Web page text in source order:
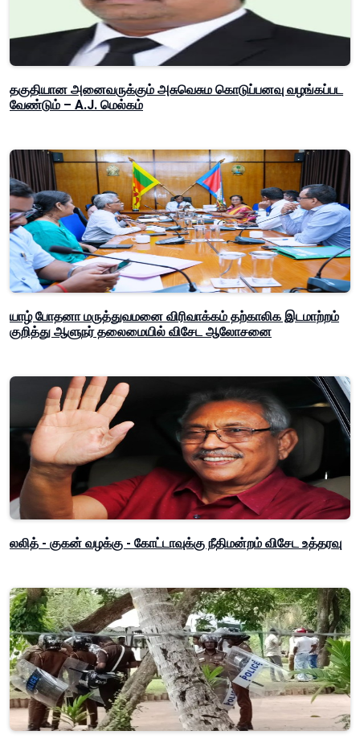
தகுதியான அனைவருக்கும் அசுவெசும கொடுப்பனவு வழங்கப்பட
வேண்டும் – A.J. மெல்கம்
யாழ் போதனா மருத்துவமனை விரிவாக்கம் தற்காலிக இடமாற்றம்
குறித்து ஆளுநர் தலைமையில் விசேட ஆலோசனை
லலித் - குகன் வழக்கு - கோட்டாவுக்கு நீதிமன்றம் விசேட உத்தரவு